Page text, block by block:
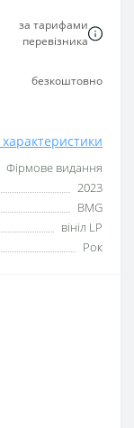
характеристики
Фірмове видання
2023
BMG
вініл LP
Рок
за тарифами
перевізника
безкоштовно